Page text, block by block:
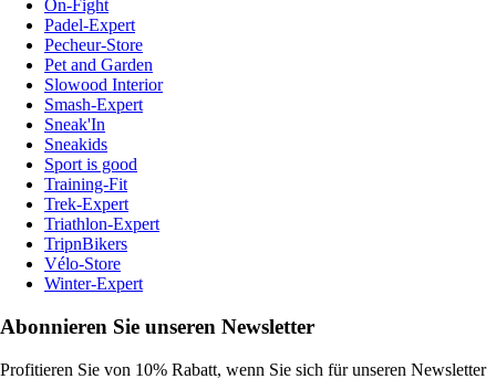
On-Fight
Padel-Expert
Pecheur-Store
Pet and Garden
Slowood Interior
Smash-Expert
Sneak'In
Sneakids
Sport is good
Training-Fit
Trek-Expert
Triathlon-Expert
TripnBikers
Vélo-Store
Winter-Expert
Abonnieren Sie unseren Newsletter
Profitieren Sie von 10% Rabatt, wenn Sie sich für unseren Newsletter